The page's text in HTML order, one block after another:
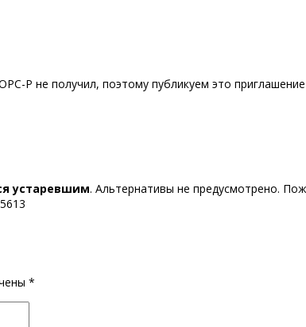
Р не получил, поэтому публикуем это приглашение
устаревшим. Альтернативы не предусмотрено.
*